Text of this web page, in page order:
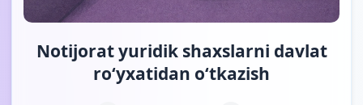
Notijorat yuridik shaxslarni davlat
ro‘yxatidan o‘tkazish